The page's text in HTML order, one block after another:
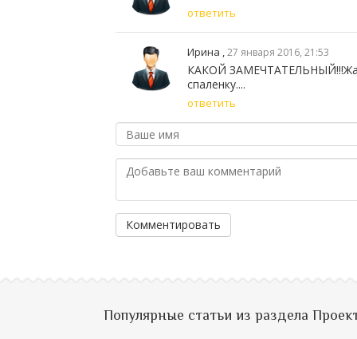
ответить
Ирина ,27 января 2016, 21:53
КАКОЙ
спаленку....
ответить
Комментировать
Популярные статьи из раздела